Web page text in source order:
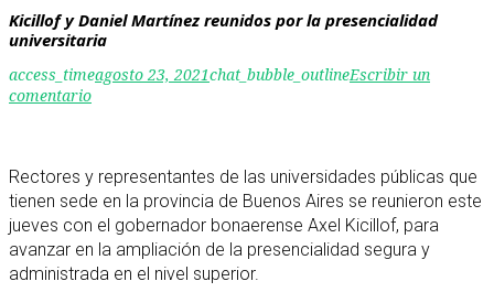
Kicillof y Daniel Martínez reunidos por la presencialidad
universitaria
access_timeagosto 23, 2021chat_bubble_outlineEscribir un
comentario
Rectores y representantes de las universidades públicas que
tienen sede en la provincia de Buenos Aires se reunieron este
jueves con el gobernador bonaerense Axel Kicillof, para
avanzar en la ampliación de la presencialidad segura y
administrada en el nivel superior.